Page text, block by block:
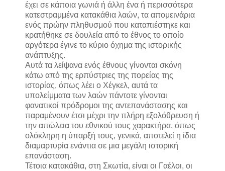
έχει σε κάποια γωνιά ή άλλη ένα ή περισσότερα
κατεστραμμένα κατακάθια λαών, τα απομεινάρια
ενός πρώην πληθυσμού που καταπιέστηκε και
κρατήθηκε σε δουλεία από το έθνος το οποίο
αργότερα έγινε το κύριο όχημα της ιστορικής
ανάπτυξης.
Αυτά τα λείψανα ενός έθνους γίνονται σκόνη
κάτω από της ερπύστριες της πορείας της
ιστορίας, όπως λέει ο Χέγκελ, αυτά τα
υπολείμματα των λαών πάντοτε γίνονται
φανατικοί πρόδρομοι της αντεπανάστασης και
παραμένουν έτσι μέχρι την πλήρη εξολόθρευση ή
την απώλεια του εθνικού τους χαρακτήρα, όπως
ολόκληρη η ύπαρξή τους, γενικά, αποτελεί η ίδια
διαμαρτυρία ενάντια σε μια μεγάλη ιστορική
επανάσταση.
Τέτοια κατακάθια, στη Σκωτία, είναι οι Γαέλοι, οι